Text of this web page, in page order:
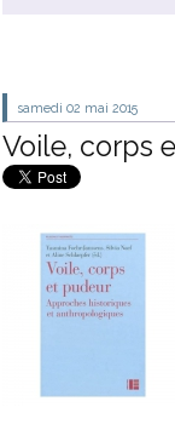
samedi 02 mai 2015
Voile, corps